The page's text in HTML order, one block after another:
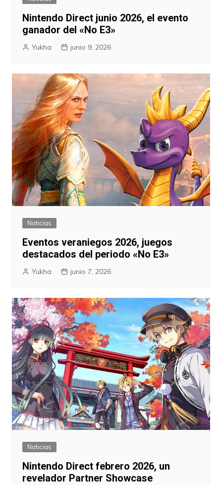
Nintendo Direct junio 2026, el evento
ganador del «No E3»
Yukha junio 9, 2026
Noticias
Eventos veraniegos 2026, juegos
destacados del periodo «No E3»
Yukha junio 7, 2026
Noticias
Nintendo Direct febrero 2026, un
revelador Partner Showcase